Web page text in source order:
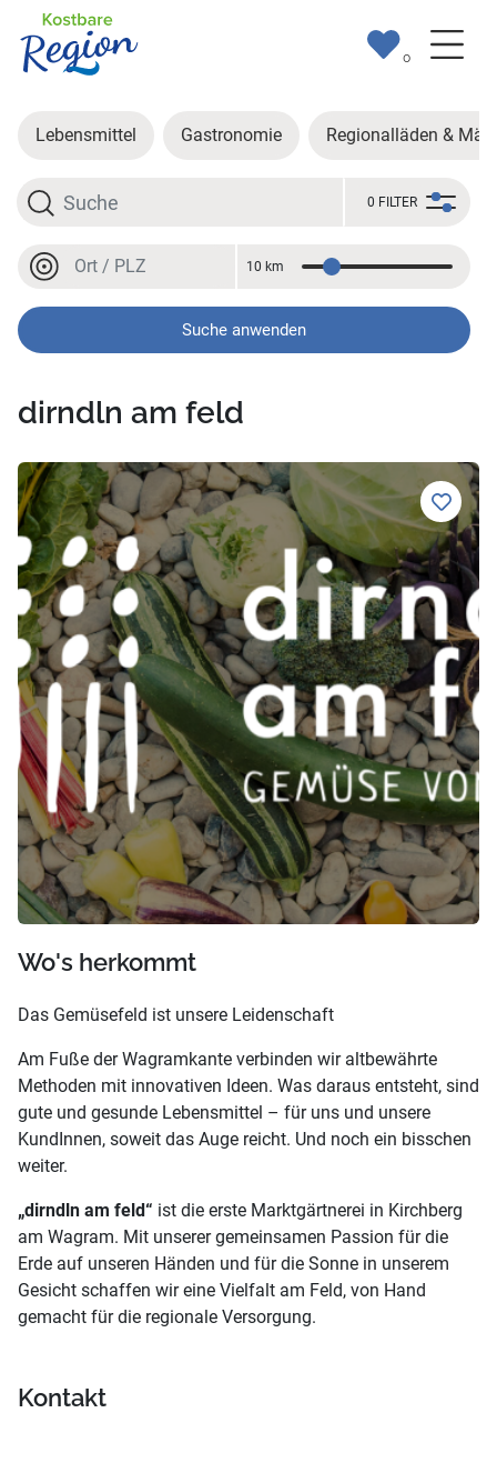
0
Lebensmittel Gastronomie Regionalläden &
Suche
0 FILTER
Ort oder PLZ
Entfernung
10 km
Suche anwenden
dirndln am feld
Wo's herkommt
Das Gemüsefeld ist unsere Leidenschaft
Am Fuße der Wagramkante verbinden wir altbewährte
Methoden mit innovativen Ideen. Was daraus entsteht, sind
gute und gesunde Lebensmittel – für uns und unsere
KundInnen, soweit das Auge reicht. Und noch ein bisschen
weiter.
„dirndln am feld“ ist die erste Marktgärtnerei in Kirchberg
am Wagram. Mit unserer gemeinsamen Passion für die
Erde auf unseren Händen und für die Sonne in unserem
Gesicht schaffen wir eine Vielfalt am Feld, von Hand
gemacht für die regionale Versorgung.
Kontakt